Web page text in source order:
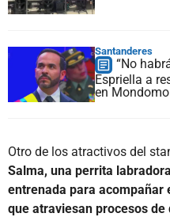
Santanderes
“No
Espriella a
en Mondomo
Otro de los atractivos del
Salma, una perrita
entrenada para acompañar
que atraviesan procesos de